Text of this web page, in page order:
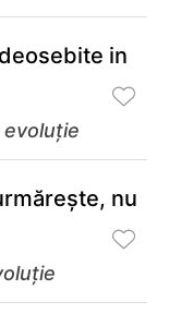
in
evoluție
nu